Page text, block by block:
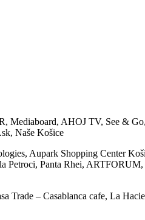
Mediaboard, AHOJ TV, See &
Naše Košice
Aupark Shopping Center
Petroci, Panta Rhei,
– Casablanca cafe, La